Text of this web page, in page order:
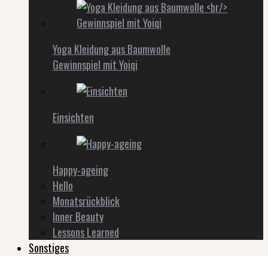
Yoga Kleidung aus Baumwolle
Gewinnspiel mit Yoiqi
Einsichten
Happy-ageing
Hello
Monatsrückblick
Inner Beauty
Lessons Learned
Sonstiges